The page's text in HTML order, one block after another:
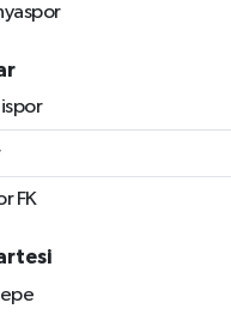
FK